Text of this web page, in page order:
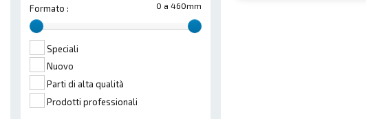
0 a 460mm
Formato :
Speciali
Nuovo
Parti di alta qualità
Prodotti professionali